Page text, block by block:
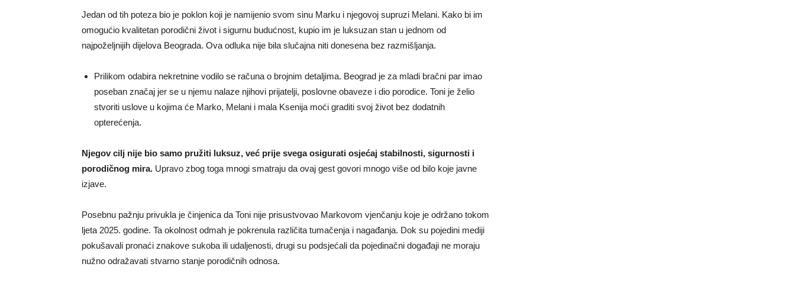
Jedan od tih poteza bio je poklon koji je namijenio svom sinu Marku i njegovoj supruzi Melani. Kako bi im
omogućio kvalitetan porodični život i sigurnu budućnost, kupio im je luksuzan stan u jednom od
najpoželjnijih dijelova Beograda. Ova odluka nije bila slučajna niti donesena bez razmišljanja.
Prilikom odabira nekretnine vodilo se računa o brojnim detaljima. Beograd je za mladi bračni par imao
poseban značaj jer se u njemu nalaze njihovi prijatelji, poslovne obaveze i dio porodice. Toni je želio
stvoriti uslove u kojima će Marko, Melani i mala Ksenija moći graditi svoj život bez dodatnih
opterećenja.
Njegov cilj nije bio samo pružiti luksuz, već prije svega osigurati osjećaj stabilnosti, sigurnosti i
porodičnog mira. Upravo zbog toga mnogi smatraju da ovaj gest govori mnogo više od bilo koje javne
izjave.
Posebnu pažnju privukla je činjenica da Toni nije prisustvovao Markovom vjenčanju koje je održano tokom
ljeta 2025. godine. Ta okolnost odmah je pokrenula različita tumačenja i nagađanja. Dok su pojedini mediji
pokušavali pronaći znakove sukoba ili udaljenosti, drugi su podsjećali da pojedinačni događaji ne moraju
nužno odražavati stvarno stanje porodičnih odnosa.